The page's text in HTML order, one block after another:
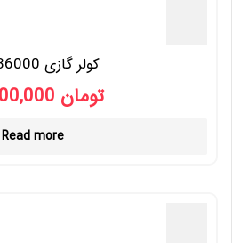
کولر گازی 36000 گری
تومان
Read more